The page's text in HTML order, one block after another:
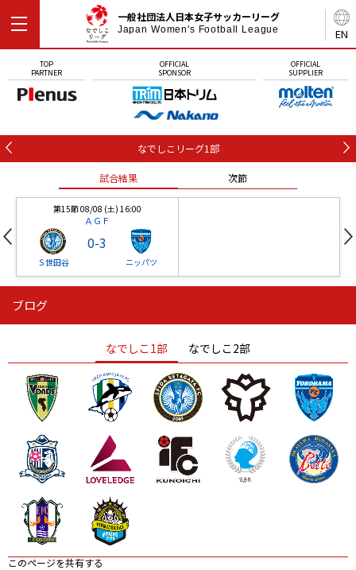
EN
一般社団法人日本女子サッカーリーグ
Japan Women's Football League
TOP
PARTNER
OFFICIAL
SPONSOR
OFFICIAL
SUPPLIER
なでしこリーグ1部
試合結果 次節
第15節 08/08 (土) 16:00
ＡＧＦ
Ｓ世田谷
0-3
ニッパツ
ニッパツ
ニッパツ 名古屋
石人の星
静岡 愛媛Ｌ
ブログ
なでしこ1部 なでしこ2部
このページを共有する